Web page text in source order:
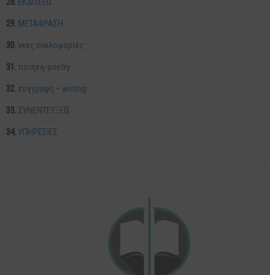
ΜΕΤΑΦΡΑΣΗ
νεες κυκλοφορίες
ποίηση-poetry
συγγραφή – writing
ΣΥΝΕΝΤΕΥΞΕΙΣ
ΥΠΗΡΕΣΙΕΣ